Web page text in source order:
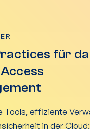
für
Tools, effiziente
in der